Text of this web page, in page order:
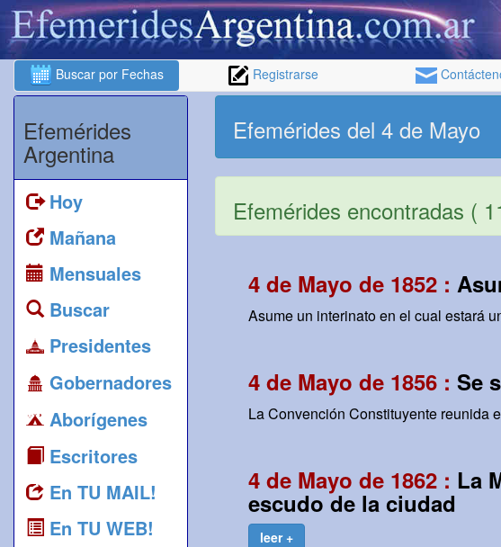
Buscar por Fechas Registrarse
Efemérides
Argentina
Hoy
Mañana
Mensuales
Buscar
Presidentes
Gobernadores
Aborígenes
Escritores
En TU MAIL!
En TU WEB!
Efemérides del 4 de Mayo
Efemérides encontradas (
4 de Mayo de 1852 :
Asume un interinato en el cual estará
4 de Mayo de 1856 : Se
La Convención Constituyente reunida
4 de Mayo de 1862 : La
escudo de la ciudad
leer +